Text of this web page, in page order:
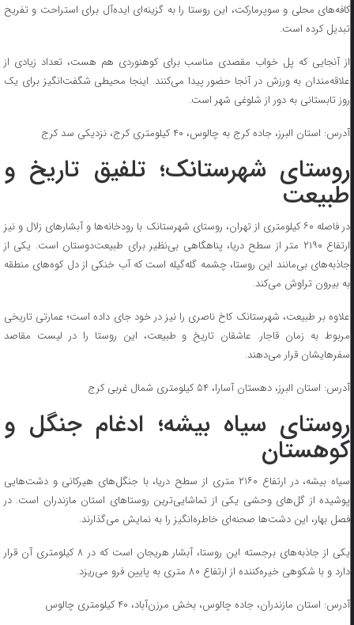
کافه‌های محلی و سوپرمارکت، این روستا را به گزینه‌ای ایده‌آل برای استراحت و تفریح
تبدیل کرده است.
از آنجایی که پل خواب مقصدی مناسب برای کوهنوردی هم هست، تعداد زیادی از
علاقه‌مندان به ورزش در آنجا حضور پیدا می‌کنند. اینجا محیطی شگفت‌انگیز برای یک
روز تابستانی به دور از شلوغی شهر است.
آدرس: استان البرز، جاده کرج به چالوس، ۴۰ کیلومتری کرج، نزدیکی سد کرج
روستای شهرستانک؛ تلفیق تاریخ و
طبیعت
در فاصله ۶۰ کیلومتری از تهران، روستای شهرستانک با رودخانه‌ها و آبشار‌های زلال و نیز
ارتفاع ۲۱۹۰ متر از سطح دریا، پناهگاهی بی‌نظیر برای طبیعت‌دوستان است. یکی از
جاذبه‌های بی‌مانند این روستا، چشمه گله‌گیله است که آب خنکی از دل کوه‌های منطقه
به بیرون تراوش می‌کند.
علاوه بر طبیعت، شهرستانک کاخ ناصری را نیز در خود جای داده است؛ عمارتی تاریخی
مربوط به زمان قاجار. عاشقان تاریخ و طبیعت، این روستا را در لیست مقاصد
سفرهایشان قرار می‌دهند.
آدرس: استان البرز، دهستان آسارا، ۵۴ کیلومتری شمال غربی کرج
روستای سیاه بیشه؛ ادغام جنگل و
کوهستان
سیاه بیشه، در ارتفاع ۲۱۶۰ متری از سطح دریا، با جنگل‌های هیرکانی و دشت‌هایی
پوشیده از گل‌های وحشی یکی از تماشایی‌ترین روستا‌های استان مازندران است. در
فصل بهار، این دشت‌ها صحنه‌ای خاطره‌انگیز را به نمایش می‌گذارند.
یکی از جاذبه‌های برجسته این روستا، آبشار هریجان است که در ۸ کیلومتری آن قرار
دارد و با شکوهی خیره‌کننده از ارتفاع ۸۰ متری به پایین فرو می‌ریزد.
آدرس: استان مازندران، جاده چالوس، بخش مرزن‌آباد، ۴۰ کیلومتری چالوس